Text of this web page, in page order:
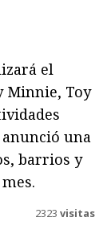
el
Minnie, Toy
una
barrios y
2323 visitas